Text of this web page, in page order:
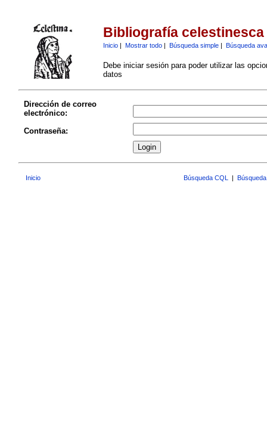
Bibliografía celestinesca
Inicio| Mostrar todo| Búsqueda simple| Búsqueda
Debe iniciar sesión para poder utilizar las
datos
Dirección de correo
electrónico:
Contraseña:
Inicio Búsqueda CQL |